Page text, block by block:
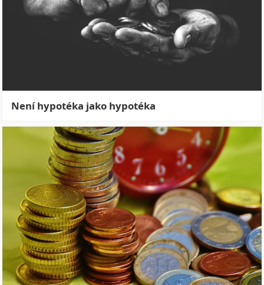
Není hypotéka jako hypotéka